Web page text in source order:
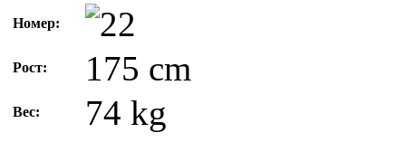
Номер:
Рост: 175 cm
Вес: 74 kg